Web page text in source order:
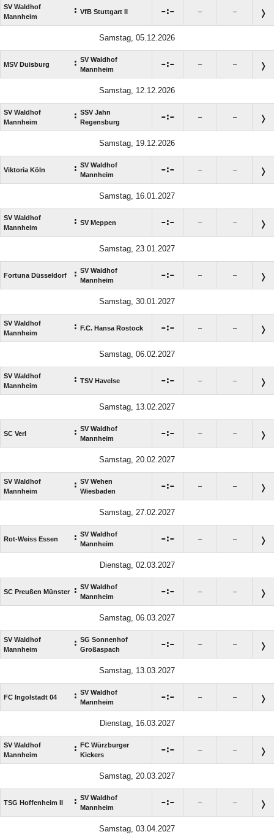
SV Waldhof
Mannheim
: VfB Stuttgart II : – –
Samstag, 05.12.2026
MSV Duisburg : SV Waldhof
Mannheim
: – –
Samstag, 12.12.2026
SV Waldhof
Mannheim
: SSV Jahn
Regensburg
: – –
Samstag, 19.12.2026
Viktoria Köln : SV Waldhof
Mannheim
: – –
Samstag, 16.01.2027
SV Waldhof
Mannheim
: SV Meppen : – –
Samstag, 23.01.2027
Fortuna Düsseldorf : SV Waldhof
Mannheim
: – –
Samstag, 30.01.2027
SV Waldhof
Mannheim
: F.C. Hansa Rostock : – –
Samstag, 06.02.2027
SV Waldhof
Mannheim
: TSV Havelse : – –
Samstag, 13.02.2027
SC Verl : SV Waldhof
Mannheim
: – –
Samstag, 20.02.2027
SV Waldhof
Mannheim
: SV Wehen
Wiesbaden
: – –
Samstag, 27.02.2027
Rot-Weiss Essen : SV Waldhof
Mannheim
: – –
Dienstag, 02.03.2027
SC Preußen Münster : SV Waldhof
Mannheim
: – –
Samstag, 06.03.2027
SV Waldhof
Mannheim
: SG Sonnenhof
Großaspach
: – –
Samstag, 13.03.2027
FC Ingolstadt 04 : SV Waldhof
Mannheim
: – –
Dienstag, 16.03.2027
SV Waldhof
Mannheim
: FC Würzburger
Kickers
: – –
Samstag, 20.03.2027
TSG Hoffenheim II : SV Waldhof
Mannheim
: – –
Samstag, 03.04.2027